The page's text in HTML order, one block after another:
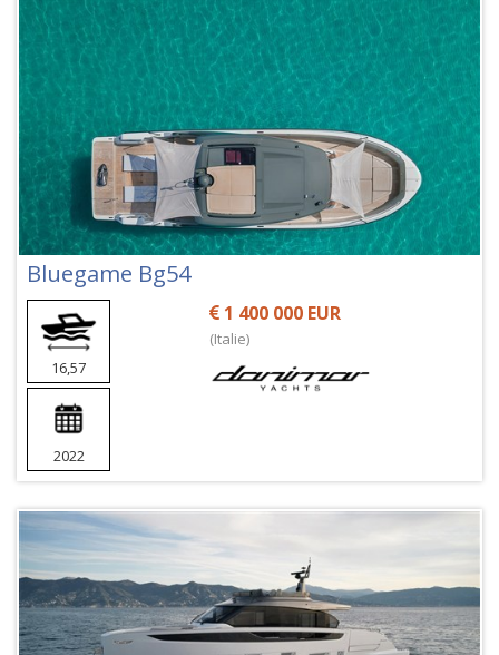
Bluegame Bg54
16,57
2022
1 400 000 EUR
(Italie)